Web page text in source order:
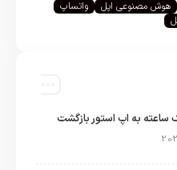
هوش مصنوعی اپل
واتساپ
به اپ استور بازگشت